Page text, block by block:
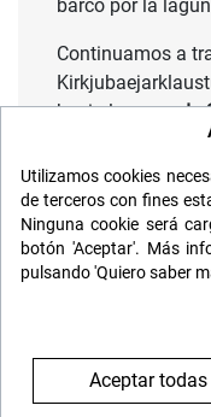
barco por la
Continuamos a
hacia lacascada
Día 7: Círculo
Salida hacia el
cascada de
Utilizamos cookies
de terceros con fines
Ninguna cookie será
botón 'Aceptar'. Más
pulsando 'Quiero saber
Aceptar todas